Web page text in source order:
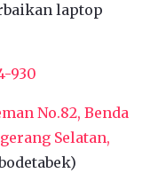
laptop
930
No.82, Benda
Selatan,